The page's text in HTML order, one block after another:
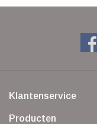
Klantenservice
Producten